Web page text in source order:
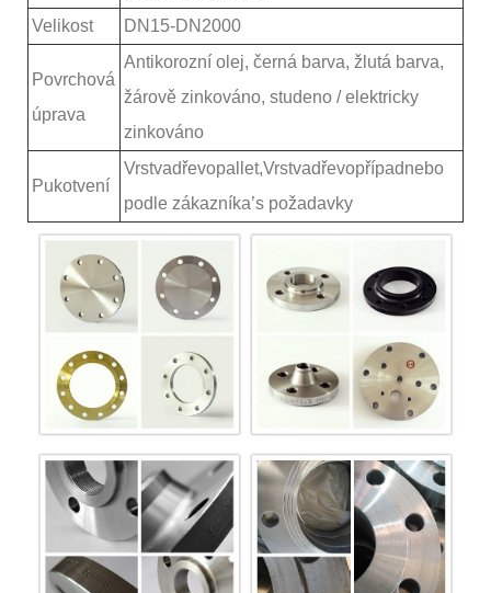
Velikost
DN15-DN2000
Povrchová
úprava
Antikorozní olej, černá barva, žlutá barva,
žárově zinkováno, studeno / elektricky
zinkováno
Pukotvení
Vrstvadřevopallet,Vrstvadřevopřípadnebo
podle zákazníka’s požadavky